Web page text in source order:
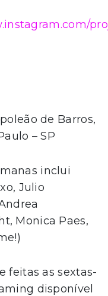
de Barros,
– SP
inclui
Julio
Monica Paes,
feitas as sextas-
disponível